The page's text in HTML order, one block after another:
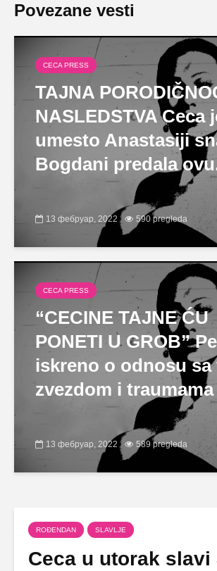
Povezane vesti
CECA PRESS
TAJNA
NASLEDSTVA Ceca
umesto Anastasiji
Bogdani predala
13 фебруар, 2022 590 pregleda
CECA PRESS
“CECINE TAJNE ĆU
PONETI U GROB”
iskreno o odnosu sa
zvezdom i traumama
13 фебруар, 2022 589 pregleda
ROĐENDAN SLAVLJE
Ceca u utorak slavi